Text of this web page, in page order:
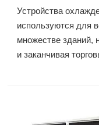
Устройства
используются для
множестве зданий,
и заканчивая